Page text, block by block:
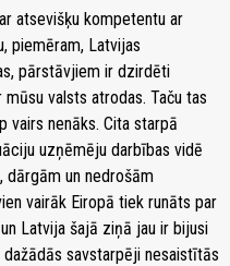
atsevišķu kompetentu ar
piemēram, Latvijas
pārstāvjiem ir dzirdēti
valsts atrodas. Taču tas
vairs nenāks. Cita starpā
uzņēmēju darbības vidē
dārgām un nedrošām
vairāk Eiropā tiek runāts par
Latvija šajā ziņā jau ir bijusi
savstarpēji nesaistītās